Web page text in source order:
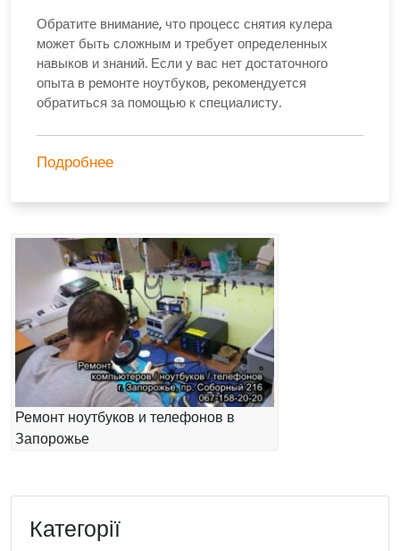
Обратите внимание, что процесс снятия кулера
может быть сложным и требует определенных
навыков и знаний. Если у вас нет достаточного
опыта в ремонте ноутбуков, рекомендуется
обратиться за помощью к специалисту.
Подробнее
Ремонт ноутбуков и телефонов в
Запорожье
Категорії